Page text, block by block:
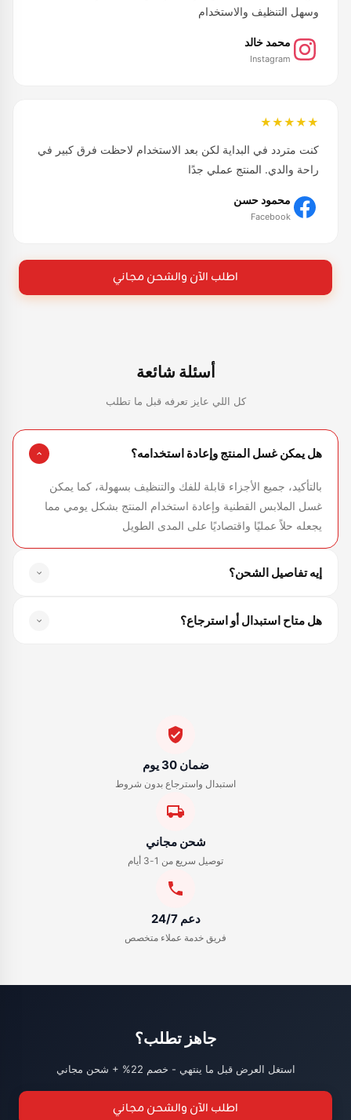
وسهل التنظيف والاستخدام
محمد خالد
Instagram
★★★★★
كنت متردد في البداية لكن بعد الاستخدام لاحظت فرق كبير في
راحة والدي. المنتج عملي جدًا
محمود حسن
Facebook
اطلب الآن والشحن مجاني
أسئلة شائعة
كل اللي عايز تعرفه قبل ما تطلب
هل يمكن غسل المنتج وإعادة استخدامه؟
بالتأكيد، جميع الأجزاء قابلة للفك والتنظيف بسهولة، كما يمكن
غسل الملابس القطنية وإعادة استخدام المنتج بشكل يومي مما
يجعله حلاً عمليًا واقتصاديًا على المدى الطويل
إيه تفاصيل الشحن؟
أيام، وباقي المحافظات من 2-5 أيام
هل متاح استبدال أو استرجاع؟
ضمان 30 يوم
استبدال واسترجاع بدون شروط
شحن مجاني
توصيل سريع من 1-3 أيام
دعم 24/7
فريق خدمة عملاء متخصص
جاهز تطلب؟
استغل العرض قبل ما ينتهي - خصم 22% + شحن مجاني
اطلب الآن والشحن مجاني